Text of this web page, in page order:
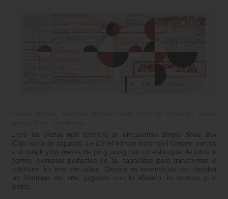
Entre las piezas más icónicas se encuentran Empty Shoe Box
(Caja vacía de zapatos), La DS(el irónico automóvil Citroën partido
a la mitad) y las mesas de ping pong con un estanque de lotos al
centro, ejemplos perfectos de su capacidad para transformar lo
cotidiano en arte disruptivo. Orozco es reconocido por desafiar
las fronteras del arte, jugando con lo efímero, lo azaroso y lo
lúdico.